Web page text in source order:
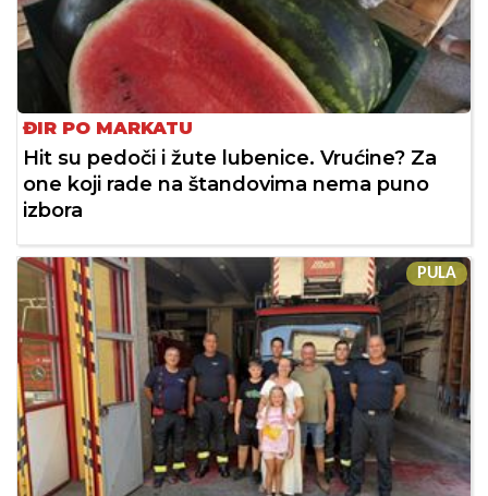
ĐIR PO MARKATU
Hit su pedoči i žute lubenice. Vrućine? Za
one koji rade na štandovima nema puno
izbora
PULA